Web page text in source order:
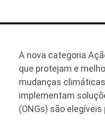
A nova categoria
que protejam e
mudanças
implementam
(ONGs) são